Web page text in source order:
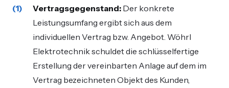
Vertragsgegenstand: Der konkrete
Leistungsumfang ergibt sich aus dem
individuellen Vertrag bzw. Angebot. Wöhrl
Elektrotechnik schuldet die schlüsselfertige
Erstellung der vereinbarten Anlage auf dem im
Vertrag bezeichneten Objekt des Kunden,